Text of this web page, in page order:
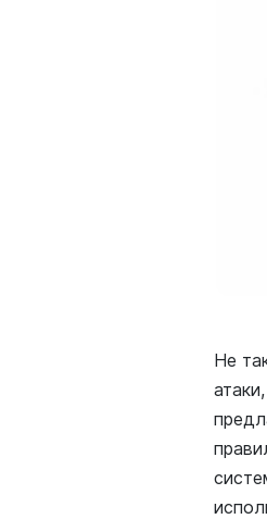
Не